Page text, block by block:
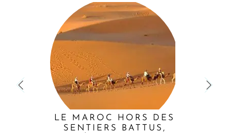
LE MAROC HORS DES
SENTIERS BATTUS,